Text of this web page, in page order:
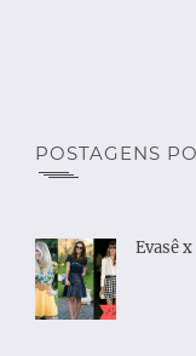
POSTAGENS
Evasê